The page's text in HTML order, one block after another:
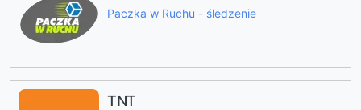
Paczka w Ruchu - śledzenie
TNT